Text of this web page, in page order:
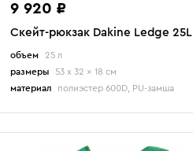
9 920 ₽
Скейт-рюкзак Dakine Ledge 25L
объем
25 л
размеры
53 x 32 x 18 см
материал
полиэстер 600D, PU-замша